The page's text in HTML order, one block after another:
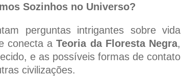
Sozinhos no Universo?
perguntas intrigantes sobre vida
conecta aTeoria da Floresta Negra,
e as possíveis formas de contato
civilizações.